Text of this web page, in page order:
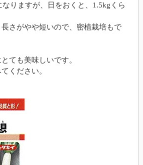
りますが、日をおくと、1.5kgくら
さがやや短いので、密植栽培もで
ても美味しいです。
ください。